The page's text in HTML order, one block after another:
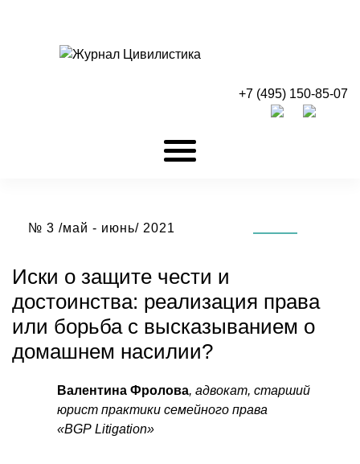
+7 (495) 150-85-07
№ 3 /май - июнь/ 2021
Иски о защите чести и
достоинства: реализация права
или борьба с высказыванием о
домашнем насилии?
Валентина Фролова, адвокат, старший
юрист практики семейного права
«BGP Litigation»